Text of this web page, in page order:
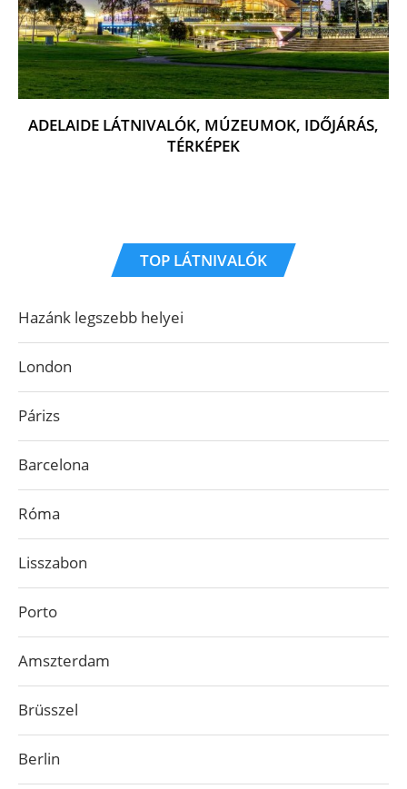
ADELAIDE LÁTNIVALÓK, MÚZEUMOK, IDŐJÁRÁS,
TÉRKÉPEK
TOP LÁTNIVALÓK
Hazánk legszebb helyei
London
Párizs
Barcelona
Róma
Lisszabon
Porto
Amszterdam
Brüsszel
Berlin